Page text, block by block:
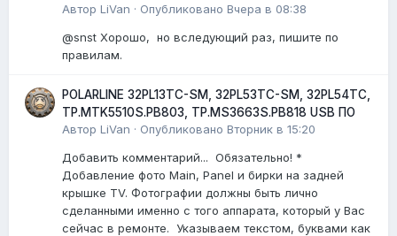
Автор LiVan · Опубликовано Вчера в 08:38
@snst Хорошо, но вследующий раз, пишите по
правилам.
POLARLINE 32PL13TC-SM, 32PL53TC-SM, 32PL54TC,
TP.MTK5510S.PB803, TP.MS3663S.PB818 USB ПО
Автор LiVan · Опубликовано Вторник в 15:20
Добавить комментарий... Обязательно! *
Добавление фото Main, Panel и бирки на задней
крышке TV. Фотографии должны быть лично
сделанными именно с того аппарата, который у Вас
сейчас в ремонте. Указываем текстом, буквами как